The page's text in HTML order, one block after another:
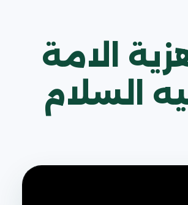
الامة
السلام